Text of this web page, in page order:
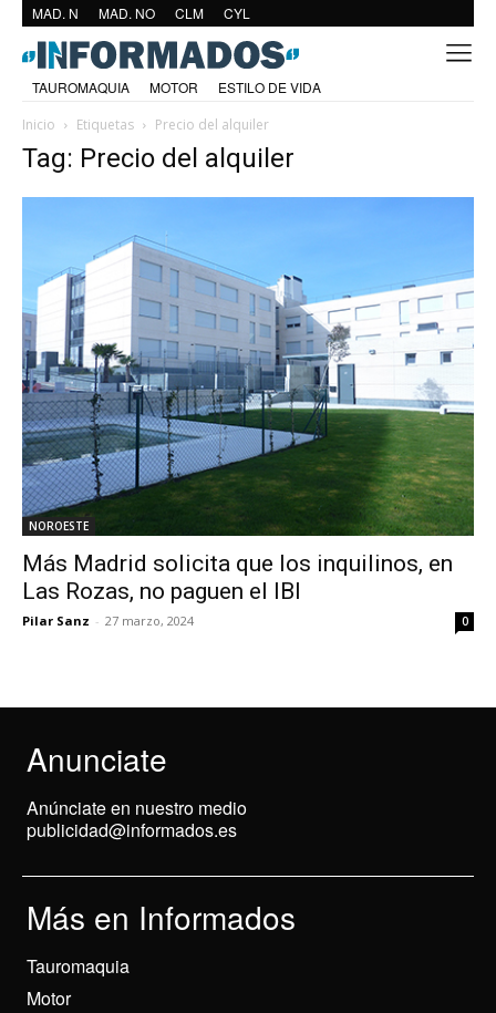
MAD. N MAD. NO CLM CYL
TAUROMAQUIA MOTOR
ESTILO DE VIDA
Inicio
Etiquetas Precio del alquiler
Tag: Precio del alquiler
NOROESTE
Más Madrid solicita que los inquilinos, en
Las Rozas, no paguen el IBI
Pilar Sanz - 27 marzo, 2024 0
Anunciate
Anúnciate en nuestro medio
publicidad@informados.es
Más en Informados
Tauromaquia
Motor